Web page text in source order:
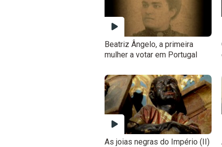
Beatriz Ângelo, a primeira
mulher a votar em Portugal
As joias negras do Império (II)